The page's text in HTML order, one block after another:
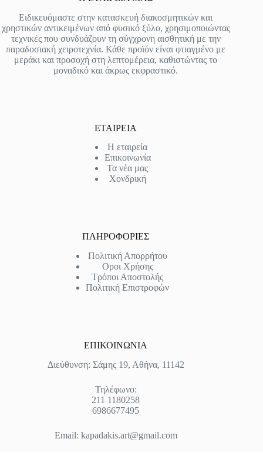
Ειδικευόμαστε στην κατασκευή διακοσμητικών και
χρηστικών αντικειμένων από φυσικό ξύλο, χρησιμοποιώντας
τεχνικές που συνδυάζουν τη σύγχρονη αισθητική με την
παραδοσιακή χειροτεχνία. Κάθε προϊόν είναι φτιαγμένο με
μεράκι και προσοχή στη λεπτομέρεια, καθιστώντας το
μοναδικό και άκρως εκφραστικό.
ΕΤΑΙΡΕΙΑ
Η εταιρεία
Επικοινωνία
Τα νέα μας
Χονδρική
ΠΛΗΡΟΦΟΡΙΕΣ
Πολιτική Απορρήτου
Οροι Χρήσης
Τρόποι Αποστολής
Πολιτική Επιστροφών
ΕΠΙΚΟΙΝΩΝΙΑ
Διεύθυνση: Σάμης 19, Αθήνα, 11142
Τηλέφωνο:
211 1180258
6986677495
Email: kapadakis.art@gmail.com